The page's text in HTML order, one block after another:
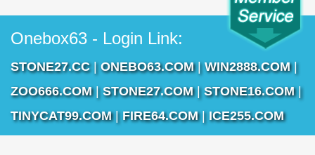
Onebox63 - Login Link:
STONE27.CC|ONEBO63.COM|WIN2888.COM|
ZOO666.COM|STONE27.COM|STONE16.COM|
TINYCAT99.COM| FIRE64.COM| ICE255.COM